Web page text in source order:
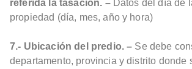
referida la tasación. –Datos del día de
propiedad (día, mes, año y hora)
7.- Ubicación del predio. – Se debe
departamento, provincia y distrito donde